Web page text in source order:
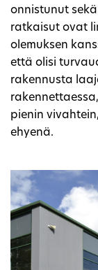
onnistunut
ratkaisut ovat
olemuksen
että olisi
rakennusta
pienin
ehyenä.